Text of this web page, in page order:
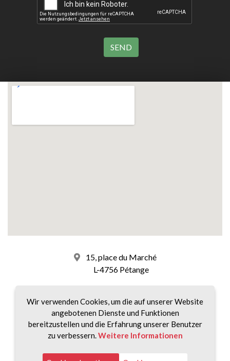
15, place du Marché
L-4756 Pétange
info@accord-immo.lu
Wir verwenden Cookies, um die auf unserer Website
angebotenen Dienste und Funktionen
bereitzustellen und die Erfahrung unserer Benutzer
zu verbessern.Weitere Informationen